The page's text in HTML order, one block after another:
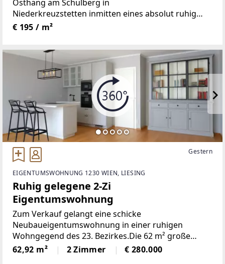
Osthang am Schulberg in
Niederkreuzstetten inmitten eines absolut ruhig
gelegenen Siedlungsgebietes und sind von Feldern
€ 195 / m²
Gestern
EIGENTUMSWOHNUNG 1230 WIEN, LIESING
Ruhig gelegene 2-Zi
Eigentumswohnung
Zum Verkauf gelangt eine schicke
Neubaueigentumswohnung in einer ruhigen
Wohngegend des 23. Bezirkes.Die 62 m² große
Wohnung ist hof- und straßenseitig, nach Nord
(Schlafzimmer) und Süden (Wohnküche + Balkon)
62,92 m² 2 Zimmer € 280.000